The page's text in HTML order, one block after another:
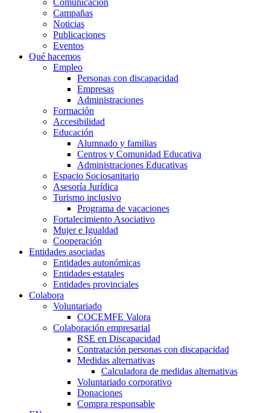
Comunicación
Campañas
Noticias
Publicaciones
Eventos
Qué hacemos
Empleo
Personas con discapacidad
Empresas
Administraciones
Formación
Accesibilidad
Educación
Alumnado y familias
Centros y Comunidad Educativa
Administraciones Educativas
Espacio Sociosanitario
Asesoría Jurídica
Turismo inclusivo
Programa de vacaciones
Fortalecimiento Asociativo
Mujer e Igualdad
Cooperación
Entidades asociadas
Entidades autonómicas
Entidades estatales
Entidades provinciales
Colabora
Voluntariado
COCEMFE Valora
Colaboración empresarial
RSE en Discapacidad
Contratación personas con discapacidad
Medidas alternativas
Calculadora de medidas alternativas
Voluntariado corporativo
Donaciones
Compra responsable